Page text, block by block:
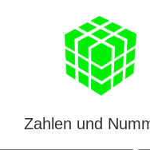
Zahlen und